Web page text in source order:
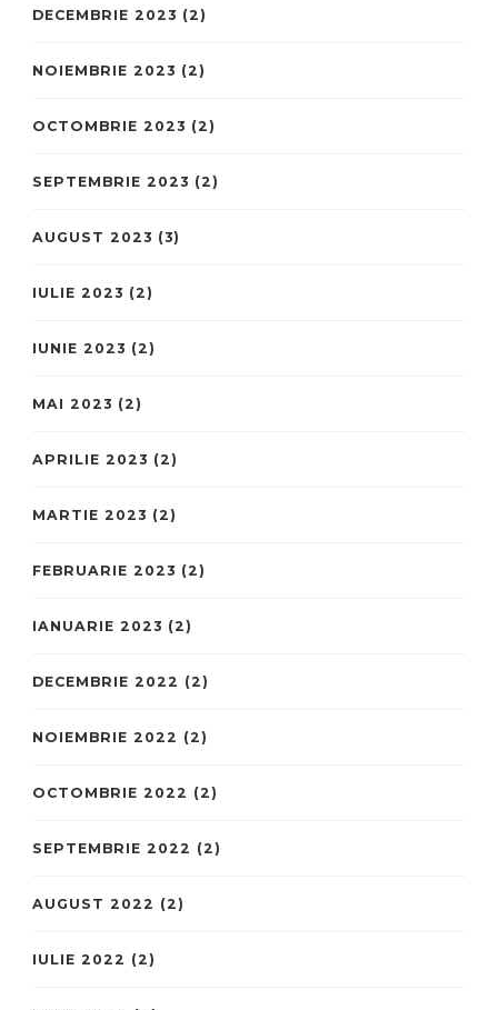
DECEMBRIE 2023 (2)
NOIEMBRIE 2023 (2)
OCTOMBRIE 2023 (2)
SEPTEMBRIE 2023 (2)
AUGUST 2023 (3)
IULIE 2023 (2)
IUNIE 2023 (2)
MAI 2023 (2)
APRILIE 2023 (2)
MARTIE 2023 (2)
FEBRUARIE 2023 (2)
IANUARIE 2023 (2)
DECEMBRIE 2022 (2)
NOIEMBRIE 2022 (2)
OCTOMBRIE 2022 (2)
SEPTEMBRIE 2022 (2)
AUGUST 2022 (2)
IULIE 2022 (2)